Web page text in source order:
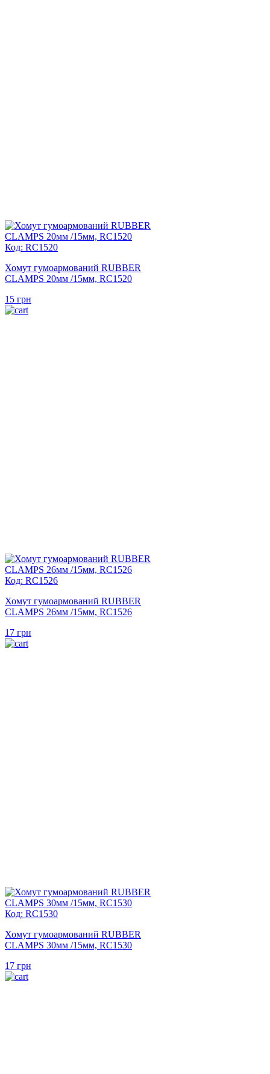
Код: RC1520
Хомут гумоармований RUBBER
CLAMPS 20мм /15мм, RC1520
15 грн
Код: RC1526
Хомут гумоармований RUBBER
CLAMPS 26мм /15мм, RC1526
17 грн
Код: RC1530
Хомут гумоармований RUBBER
CLAMPS 30мм /15мм, RC1530
17 грн